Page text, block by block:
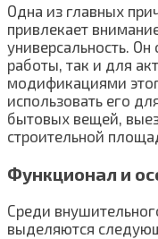
Одна из главных
привлекает
универсальность.
работы, так и для
модификациями
использовать его
бытовых вещей,
строительной
Функционал и
Среди
выделяются